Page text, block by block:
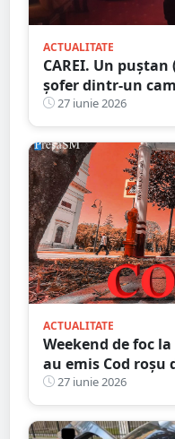
ACTUALITATE
CAREI. Un
șofer dintr-un
aproape toți banii
27 iunie 2026
ACTUALITATE
Weekend de foc
au emis Cod roșu
27 iunie 2026